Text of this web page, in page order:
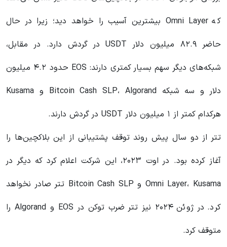
که Omni Layer بیشترین آسیب را خواهد دید؛ زیرا در حال
حاضر ۸۲.۹ میلیون دلار USDT در گردش دارد. در مقابل،
شبکه‌های دیگر سهم بسیار کمتری دارند: EOS حدود ۴.۲ میلیون
دلار و سه شبکه Bitcoin Cash SLP، Algorand و Kusama
هرکدام کمتر از ۱ میلیون دلار USDT در گردش دارند.
تتر از دو سال پیش روند توقف پشتیبانی از این بلاکچین‌ها را
آغاز کرده بود. در اوت ۲۰۲۳، این شرکت اعلام کرد که دیگر در
Omni Layer، Kusama و Bitcoin Cash SLP تتر صادر نخواهد
کرد. در ژوئن ۲۰۲۴ نیز تتر ضرب توکن در EOS و Algorand را
متوقف کرد.